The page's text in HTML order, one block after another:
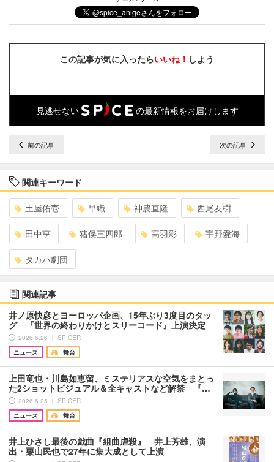
この記事が気に入ったらいいね！ しよう
見逃せない の最新情報をお届けします
前の記事 次の記事
関連キーワード
土屋佑壱 早織 神農直隆 西尾友樹
田中亨 猪俣三四郎 高羽彩 宇野愛海
タカハ劇団
関連記事
井ノ原快彦とヨーロッパ企画、15年ぶり3度目のタッ
グ 『世界の終わりかけとスリーコード』上演決定
2026.6.26 ｜ SPICER
ニュース
舞台
上田竜也・川島如恵留、ミステリアスな空気をまとっ
た2ショットビジュアル＆全キャストなど解禁 『…
2026.6.25 ｜ SPICER
ニュース
舞台
井上ひさし最後の戯曲『組曲虐殺』 井上芳雄、演
出・栗山民也で27年に集大成として上演